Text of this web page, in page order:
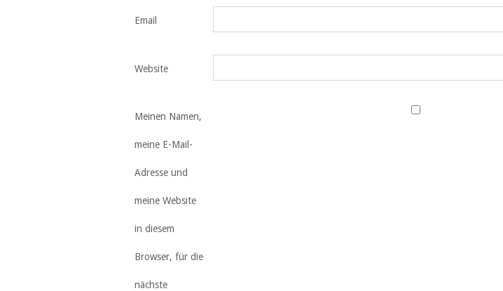
Email
Website
Meinen Namen,
meine E-Mail-
Adresse und
meine Website
in diesem
Browser, für die
nächste